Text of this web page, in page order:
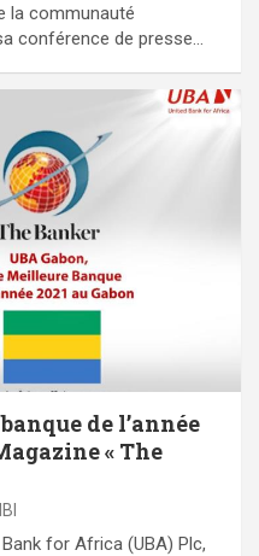
la communauté
conférence de presse…
de l’année
« The
for Africa (UBA) Plc,